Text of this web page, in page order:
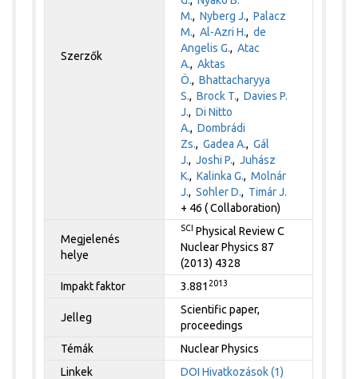
Szerzők
M.,Nyberg J.,Palacz
M.,Al-Azri H.,de
Angelis G.,Atac
A.,Aktas
Ö.,Bhattacharyya
S.,Brock T.,Davies P.
J.,Di Nitto
A.,Dombrádi
Zs.,Gadea A.,Gál
J.,Joshi P.,Juhász
K.,Kalinka G.,Molnár
J.,Sohler D., Timár J.
+ 46 ( Collaboration)
Megjelenés
helye
SCI Physical Review C
Nuclear Physics 87
(2013) 4328
Impakt faktor
3.881 2013
Jelleg
Scientific paper,
proceedings
Témák
Nuclear Physics
Linkek
DOI Hivatkozások (1)